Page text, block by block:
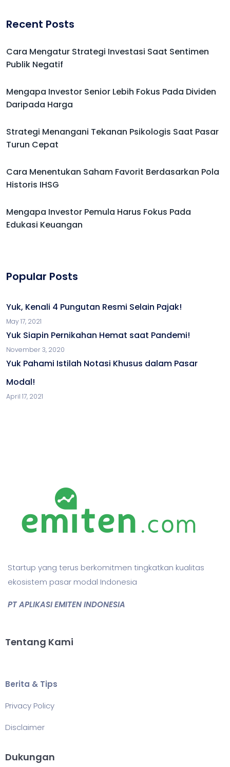
Recent Posts
Cara Mengatur Strategi Investasi Saat Sentimen
Publik Negatif
Mengapa Investor Senior Lebih Fokus Pada Dividen
Daripada Harga
Strategi Menangani Tekanan Psikologis Saat Pasar
Turun Cepat
Cara Menentukan Saham Favorit Berdasarkan Pola
Historis IHSG
Mengapa Investor Pemula Harus Fokus Pada
Edukasi Keuangan
Popular Posts
Yuk, Kenali 4 Pungutan Resmi Selain Pajak!
May 17, 2021
Yuk Siapin Pernikahan Hemat saat Pandemi!
November 3, 2020
Yuk Pahami Istilah Notasi Khusus dalam Pasar
Modal!
April 17, 2021
Startup yang terus berkomitmen tingkatkan kualitas
ekosistem pasar modal Indonesia
PT APLIKASI EMITEN INDONESIA
Tentang Kami
Berita & Tips
Privacy Policy
Disclaimer
Dukungan